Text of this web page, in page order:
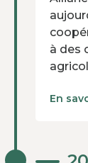
à des
En